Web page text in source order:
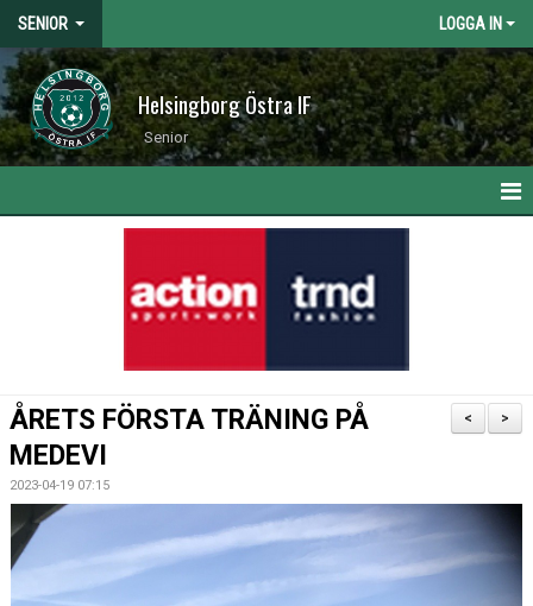
SENIOR LOGGA IN
Helsingborg Östra IF
Senior
TRUPPEN
BILDGALLERI
DOKUMENT
>
<
ÅRETS FÖRSTA TRÄNING PÅ
MEDEVI
2023-04-19 07:15